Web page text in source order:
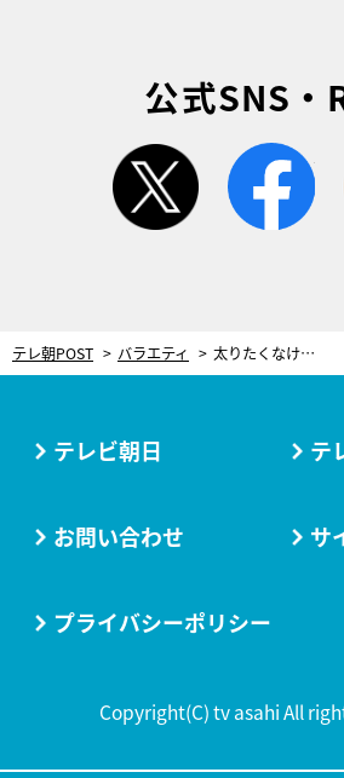
公式SNS・
twitter
テレ朝POST バラエティ 太りたくなければ、ベジファーストよりカーボラスト!?「ラクして体重を減らす方法」を専門家が伝授
テレビ朝日 テ
お問い合わせ サ
プライバシーポリシー
Copyright(C) tv asahi All